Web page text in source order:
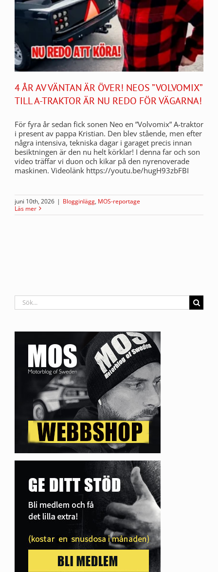
4 ÅR AV VÄNTAN ÄR ÖVER! NEOS ”VOLVOMIX”
TILL A-TRAKTOR ÄR NU REDO FÖR VÄGARNA!
För fyra år sedan fick sonen Neo en ”Volvomix” A-traktor
i present av pappa Kristian. Den blev stående, men efter
några intensiva, tekniska dagar i garaget precis innan
besiktningen är den nu helt körklar! I denna far och son
video träffar vi duon och kikar på den nyrenoverade
maskinen. Videolänk https://youtu.be/hugH93zbFBI
juni 10th, 2026 | Blogginlägg, MOS-reportage
Läs mer
Sök
efter: